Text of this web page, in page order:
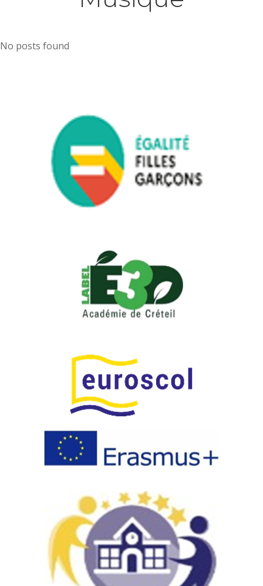
No posts found